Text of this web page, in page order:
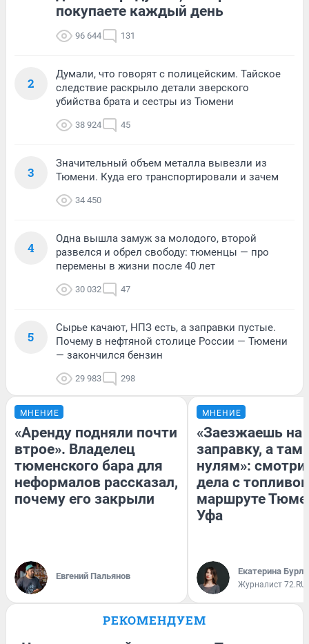
покупаете каждый день
96 644 131
2
Думали, что говорят с полицейским. Тайское
следствие раскрыло детали зверского
убийства брата и сестры из Тюмени
38 924 45
3
Значительный объем металла вывезли из
Тюмени. Куда его транспортировали и зачем
34 450
4
Одна вышла замуж за молодого, второй
развелся и обрел свободу: тюменцы — про
перемены в жизни после 40 лет
30 032 47
5
Сырье качают, НПЗ есть, а заправки пустые.
Почему в нефтяной столице России — Тюмени
— закончился бензин
29 983 298
МНЕНИЕ
«Аренду подняли почти
втрое». Владелец
тюменского бара для
неформалов рассказал,
почему его закрыли
Евгений Пальянов
МНЕНИЕ
«Заезжаешь на
заправку, а там
нулям»:
дела с
маршруте
Уфа
Екатерина
Журналист 72.RU
РЕКОМЕНДУЕМ